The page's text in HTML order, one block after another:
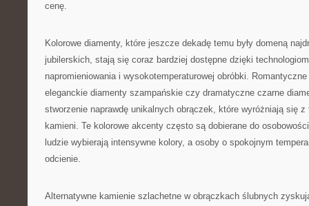
cenę.
Kolorowe diamenty, które jeszcze dekadę temu były domeną
jubilerskich, stają się coraz bardziej dostępne dzięki
napromieniowania i wysokotemperaturowej obróbki.
eleganckie diamenty szampańskie czy dramatyczne czarne
stworzenie naprawdę unikalnych obrączek, które wyróżniają się z
kamieni. Te kolorowe akcenty często są dobierane do
ludzie wybierają intensywne kolory, a osoby o spokojnym
odcienie.
Alternatywne kamienie szlachetne w obrączkach ślubnych